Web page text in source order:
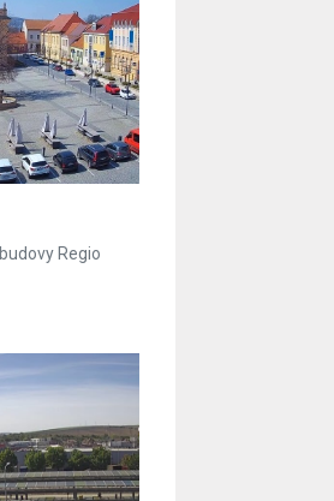
Regio